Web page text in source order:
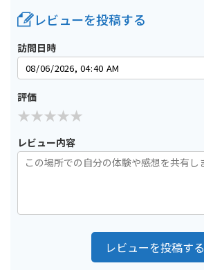
レビューを投稿する
訪問日時
評価
レビュー内容
レビューを投稿する